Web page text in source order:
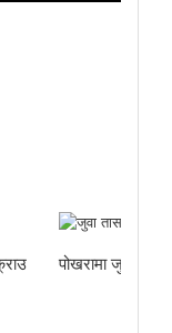
पोखरामा